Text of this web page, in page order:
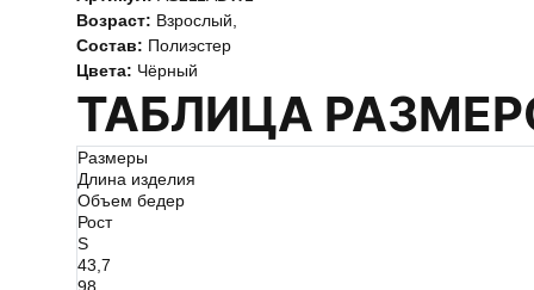
Возраст: Взрослый
Состав: Полиэстер
Цвета: Чёрный
ТАБЛИЦА
Размеры
Длина изделия
Объем бедер
Рост
S
43,7